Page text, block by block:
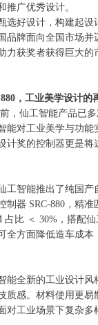
推广优秀设计。
选好设计，构建起设
品牌面向全国市场并
力获奖者获得巨大的
，工业美学设计的
，仙工智能产品已
能对工业美学与功能
计奖的控制器更是将
工智能推出了纯国产
制器 SRC-880，精
占比 ＜ 30%，搭配
全方面降低造车成本
能全新的工业设计
质感。材料使用更易
对工业场景下复杂多